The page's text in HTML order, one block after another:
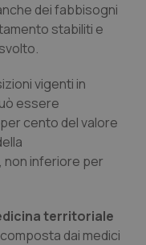
dei fabbisogni
stabiliti e
vigenti in
essere
cento del valore
non inferiore per
territoriale
dai medici